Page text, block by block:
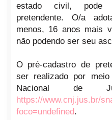
estado civil, pode
pretendente. O/a
menos, 16 anos mais
não podendo ser seu
O pré-cadastro de
ser realizado por
Nacional de
https://www.cnj.jus.br/
foco=undefined.